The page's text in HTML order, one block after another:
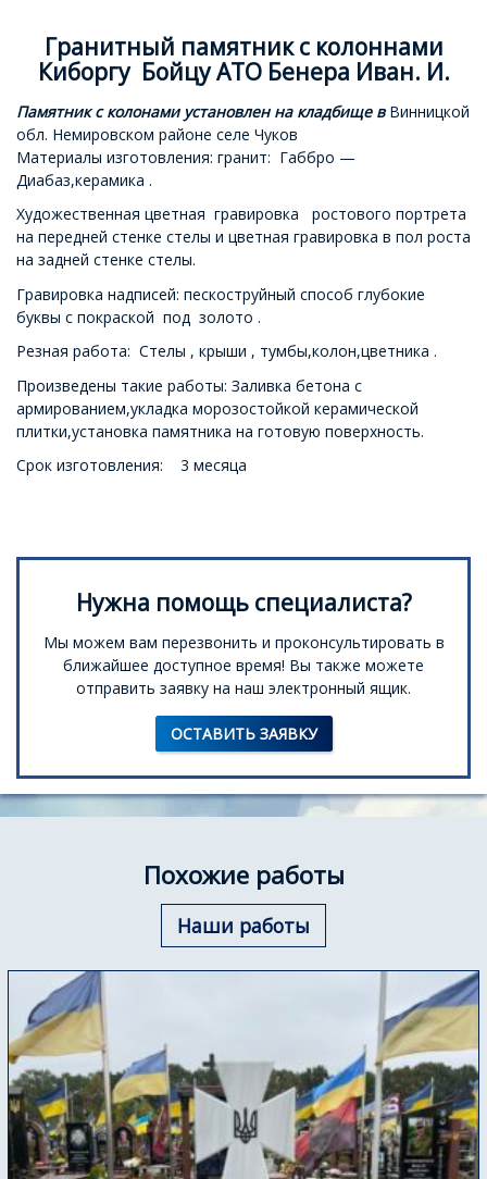
Гранитный памятник с колоннами
Киборгу Бойцу АТО Бенера Иван. И.
Памятник с колонами установлен на кладбище вВинницкой
обл. Немировском районе селе Чуков
Материалы изготовления: гранит: Габбро —
Диабаз,керамика .
Художественная цветная гравировка ростового портрета
на передней стенке стелы и цветная гравировка в пол роста
на задней стенке стелы.
Гравировка надписей: пескоструйный способ глубокие
буквы с покраской под золото .
Резная работа: Стелы , крыши , тумбы,колон,цветника .
Произведены такие работы: Заливка бетона с
армированием,укладка морозостойкой керамической
плитки,установка памятника на готовую поверхность.
Срок изготовления: 3 месяца
Нужна помощь специалиста?
Мы можем вам перезвонить и проконсультировать в
ближайшее доступное время! Вы также можете
отправить заявку на наш электронный ящик.
ОСТАВИТЬ ЗАЯВКУ
Похожие работы
Наши работы